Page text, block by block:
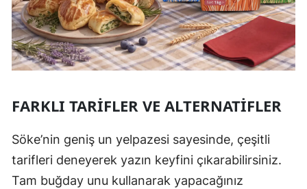
FARKLI TARIFLER VE ALTERNATIFLER
Söke’nin geniş un yelpazesi sayesinde, çeşitli
tarifleri deneyerek yazın keyfini çıkarabilirsiniz.
Tam buğday unu kullanarak yapacağınız